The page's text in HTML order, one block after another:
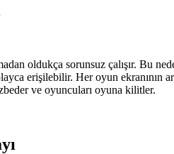
oldukça sorunsuz çalışır. Bu
erişilebilir. Her oyun ekranının
ve oyuncuları oyuna kilitler.